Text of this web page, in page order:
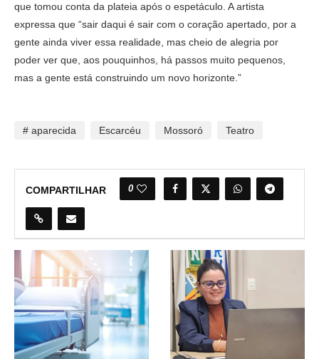
que tomou conta da plateia após o espetáculo. A artista
expressa que “sair daqui é sair com o coração apertado, por a
gente ainda viver essa realidade, mas cheio de alegria por
poder ver que, aos pouquinhos, há passos muito pequenos,
mas a gente está construindo um novo horizonte.”
# aparecida Escarcéu Mossoró Teatro
COMPARTILHAR 0